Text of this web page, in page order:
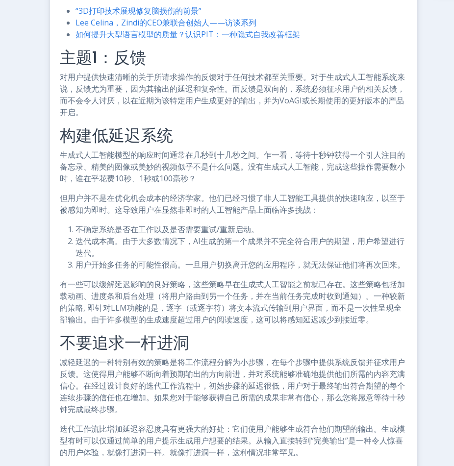
“3D打印技术展现修复脑损伤的前景”
Lee Celina，Zindi的CEO兼联合创始人——访谈系列
如何提升大型语言模型的质量？认识PIT：一种隐式自我改善框架
主题1：反馈
对用户提供快速清晰的关于所请求操作的反馈对于任何技术都至关重要。对于生成式人工智能系统来
说，反馈尤为重要，因为其输出的延迟和复杂性。而反馈是双向的，系统必须征求用户的相关反馈，
而不会令人讨厌，以在近期为该特定用户生成更好的输出，并为VoAGI或长期使用的更好版本的产品
开启。
构建低延迟系统
生成式人工智能模型的响应时间通常在几秒到十几秒之间。乍一看，等待十秒钟获得一个引人注目的
备忘录、精美的图像或美妙的视频似乎不是什么问题。没有生成式人工智能，完成这些操作需要数小
时，谁在乎花费10秒、1秒或100毫秒？
但用户并不是在优化机会成本的经济学家。他们已经习惯了非人工智能工具提供的快速响应，以至于
被感知为即时。这导致用户在显然非即时的人工智能产品上面临许多挑战：
不确定系统是否在工作以及是否需要重试/重新启动。
迭代成本高。由于大多数情况下，AI生成的第一个成果并不完全符合用户的期望，用户希望进行
迭代。
用户开始多任务的可能性很高。一旦用户切换离开您的应用程序，就无法保证他们将再次回来。
有一些可以缓解延迟影响的良好策略，这些策略早在生成式人工智能之前就已存在。这些策略包括加
载动画、进度条和后台处理（将用户路由到另一个任务，并在当前任务完成时收到通知）。一种较新
的策略, 即针对LLM功能的是，逐字（或逐字符）将文本流式传输到用户界面，而不是一次性呈现全
部输出。由于许多模型的生成速度超过用户的阅读速度，这可以将感知延迟减少到接近零。
不要追求一杆进洞
减轻延迟的一种特别有效的策略是将工作流程分解为小步骤，在每个步骤中提供系统反馈并征求用户
反馈。这使得用户能够不断向着预期输出的方向前进，并对系统能够准确地提供他们所需的内容充满
信心。在经过设计良好的迭代工作流程中，初始步骤的延迟很低，用户对于最终输出符合期望的每个
连续步骤的信任也在增加。如果您对于能够获得自己所需的成果非常有信心，那么您将愿意等待十秒
钟完成最终步骤。
迭代工作流比增加延迟容忍度具有更强大的好处：它们使用户能够生成符合他们期望的输出。生成模
型有时可以仅通过简单的用户提示生成用户想要的结果。从输入直接转到“完美输出”是一种令人惊喜
的用户体验，就像打进洞一样。就像打进洞一样，这种情况非常罕见。